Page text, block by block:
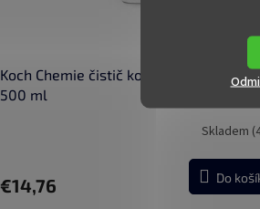
Koch Chemie čistič kože
500 ml
Skladem
€14,76 Do